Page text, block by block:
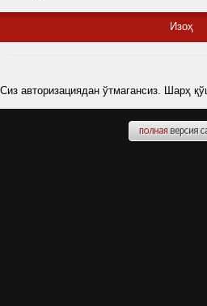
Изоҳ
Сиз авторизациядан ўтмагансиз. Шарҳ